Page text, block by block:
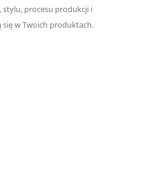
stylu, procesu produkcji i
się w Twoich produktach.